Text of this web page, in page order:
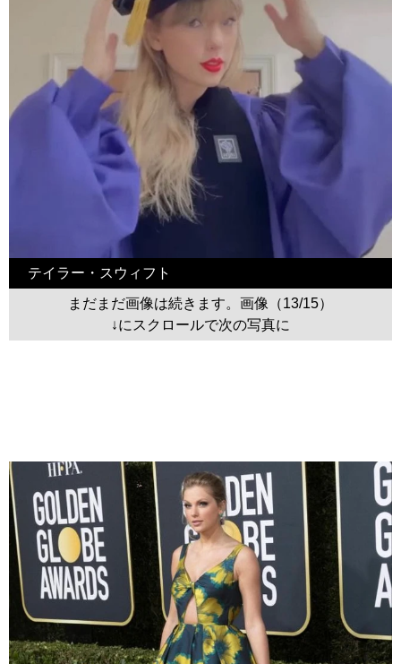
テイラー・スウィフト
まだまだ画像は続きます。画像（13/15）
↓にスクロールで次の写真に